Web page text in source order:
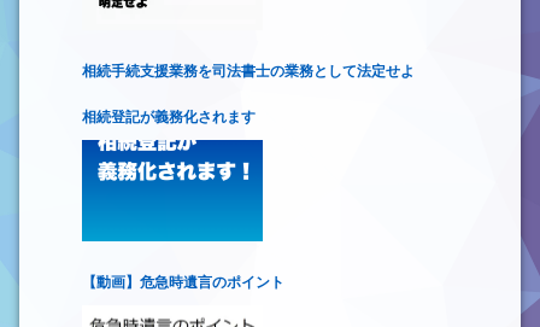
相続手続支援業務を司法書士の業務として法定せよ
相続登記が義務化されます
【動画】危急時遺言のポイント